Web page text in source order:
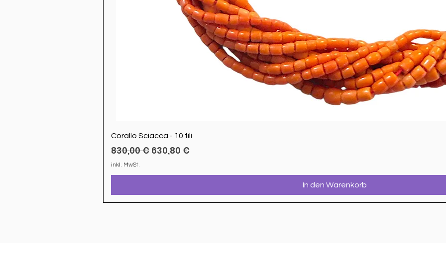
Corallo Sciacca - 10 fili
Standardpreis
830,00 € Sale-Preis
630,80 €
inkl. MwSt.
In den Warenkorb